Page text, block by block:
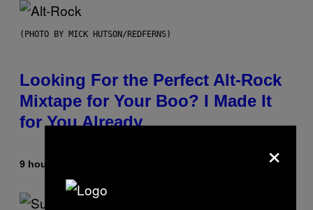
(PHOTO BY MICK HUTSON/REDFERNS)
Looking For the Perfect Alt-Rock
Mixtape for Your Boo? I Made It
for You Already
9 hours ago ×